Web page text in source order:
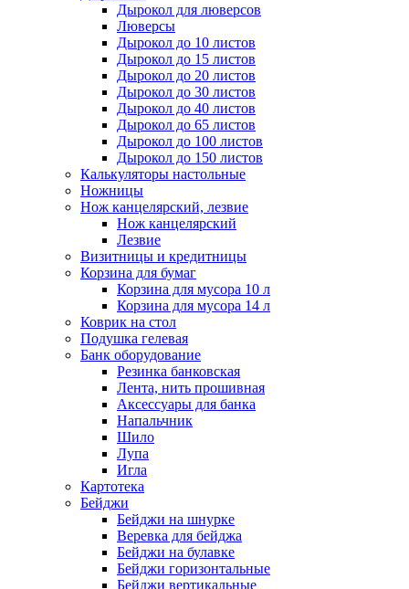
Дырокол для люверсов
Люверсы
Дырокол до 10 листов
Дырокол до 15 листов
Дырокол до 20 листов
Дырокол до 30 листов
Дырокол до 40 листов
Дырокол до 65 листов
Дырокол до 100 листов
Дырокол до 150 листов
Калькуляторы настольные
Ножницы
Нож канцелярский, лезвие
Нож канцелярский
Лезвие
Визитницы и кредитницы
Корзина для бумаг
Корзина для мусора 10 л
Корзина для мусора 14 л
Коврик на стол
Подушка гелевая
Банк оборудование
Резинка банковская
Лента, нить прошивная
Аксессуары для банка
Напальчник
Шило
Лупа
Игла
Картотека
Бейджи
Бейджи на шнурке
Веревка для бейджа
Бейджи на булавке
Бейджи горизонтальные
Бейджи вертикальные